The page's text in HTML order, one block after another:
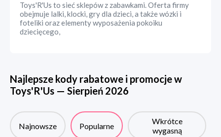
Toys'R'Us to sieć sklepów z zabawkami. Oferta firmy
obejmuje lalki, klocki, gry dla dzieci, a także wózki i
foteliki oraz elementy wyposażenia pokoiku
dziecięcego,
Najlepsze kody rabatowe i promocje w
Toys'R'Us — Sierpień 2026
Najnowsze Popularne
Wkrótce
wygasną